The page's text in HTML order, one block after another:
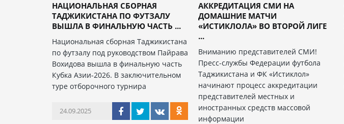
НАЦИОНАЛЬНАЯ СБОРНАЯ
ТАДЖИКИСТАНА ПО ФУТЗАЛУ
ВЫШЛА В ФИНАЛЬНУЮ ЧАСТЬ ...
Национальная сборная Таджикистана
по футзалу под руководством Пайрава
Вохидова вышла в финальную часть
Кубка Азии-2026. В заключительном
туре отборочного турнира
24.09.2025
АККРЕДИТАЦИЯ СМИ НА
ДОМАШНИЕ МАТЧИ
«ИСТИКЛОЛА» ВО ВТОРОЙ ЛИГЕ
...
Вниманию представителей СМИ!
Пресс-службы Федерации футбола
Таджикистана и ФК «Истиклол»
начинают процесс аккредитации
представителей местных и
иностранных средств массовой
информации